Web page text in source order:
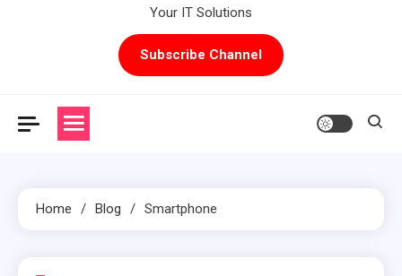
Your IT Solutions
Subscribe Channel
Home Blog Smartphone